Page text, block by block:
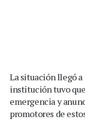
La situación llegó
institución tuvo
emergencia y
promotores de